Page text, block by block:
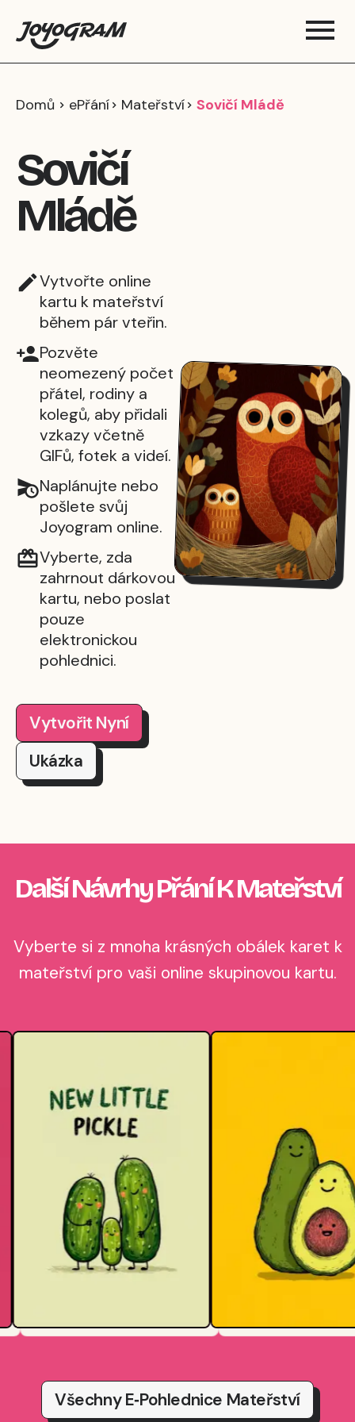
Domů ePřání Mateřství Sovičí Mládě
Sovičí
Mládě
Vytvořte online
kartu k mateřství
během pár vteřin.
Pozvěte
neomezený počet
přátel, rodiny a
kolegů, aby přidali
vzkazy včetně
GIFů, fotek a videí.
Naplánujte nebo
pošlete svůj
Joyogram online.
Vyberte, zda
zahrnout dárkovou
kartu, nebo poslat
pouze
elektronickou
pohlednici.
Vytvořit Nyní
Ukázka
Další Návrhy Přání K Mateřství
Vyberte si z mnoha krásných obálek karet k
mateřství pro vaši online skupinovou kartu.
Všechny E‑pohlednice Mateřství